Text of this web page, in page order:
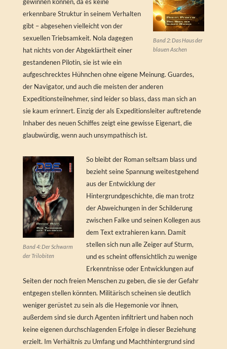
Band 2: Das Haus der
blauen Aschen
erkennbare Struktur in seinem Verhalten
gibt – abgesehen vielleicht von der
sexuellen Triebsamkeit. Nola dagegen
hat nichts von der Abgeklärtheit einer
gestandenen Pilotin, sie ist wie ein
aufgeschrecktes Hühnchen ohne eigene Meinung. Guardes,
der Navigator, und auch die meisten der anderen
Expeditionsteilnehmer, sind leider so blass, dass man sich an
sie kaum erinnert. Einzig der als Expeditionsleiter auftretende
Inhaber des neuen Schiffes zeigt eine gewisse Eigenart, die
glaubwürdig, wenn auch unsympathisch ist.
Band 4: Der Schwarm
der Trilobiten
So bleibt der Roman seltsam blass und
bezieht seine Spannung weitestgehend
aus der Entwicklung der
Hintergrundgeschichte, die man trotz
der Abweichungen in der Schilderung
zwischen Falke und seinen Kollegen aus
dem Text extrahieren kann. Damit
stellen sich nun alle Zeiger auf Sturm,
und es scheint offensichtlich zu wenige
Erkenntnisse oder Entwicklungen auf
Seiten der noch freien Menschen zu geben, die sie der Gefahr
entgegen stellen könnten. Militärisch scheinen sie deutlich
weniger gerüstet zu sein als die Hegemonie vor ihnen,
außerdem sind sie durch Agenten infiltriert und haben noch
keine eigenen durchschlagenden Erfolge in dieser Beziehung
erzielt. Im Verhältnis zu Umfang und Machthintergrund sind